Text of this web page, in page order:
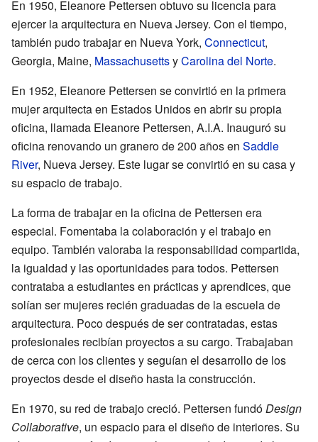
En 1950, Eleanore Pettersen obtuvo su licencia para
ejercer la arquitectura en Nueva Jersey. Con el tiempo,
también pudo trabajar en Nueva York, Connecticut,
Georgia, Maine, MassachusettsyCarolina del Norte.
En 1952, Eleanore Pettersen se convirtió en la primera
mujer arquitecta en Estados Unidos en abrir su propia
oficina, llamada Eleanore Pettersen, A.I.A. Inauguró su
oficina renovando un granero de 200 años en Saddle
River, Nueva Jersey. Este lugar se convirtió en su casa y
su espacio de trabajo.
La forma de trabajar en la oficina de Pettersen era
especial. Fomentaba la colaboración y el trabajo en
equipo. También valoraba la responsabilidad compartida,
la igualdad y las oportunidades para todos. Pettersen
contrataba a estudiantes en prácticas y aprendices, que
solían ser mujeres recién graduadas de la escuela de
arquitectura. Poco después de ser contratadas, estas
profesionales recibían proyectos a su cargo. Trabajaban
de cerca con los clientes y seguían el desarrollo de los
proyectos desde el diseño hasta la construcción.
En 1970, su red de trabajo creció. Pettersen fundóDesign
Collaborative, un espacio para el diseño de interiores. Su